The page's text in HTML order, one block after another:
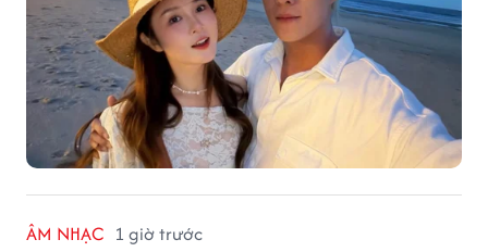
ÂM NHẠC 1 giờ trước